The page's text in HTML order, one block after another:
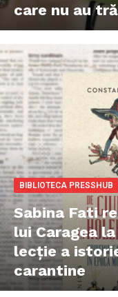
care nu au
BIBLIOTECA PRESSHUB
Sabina Fati
lui Caragea
lecție a
carantine